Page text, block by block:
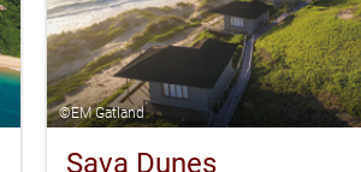
©EM Gatland
Sava Dunes